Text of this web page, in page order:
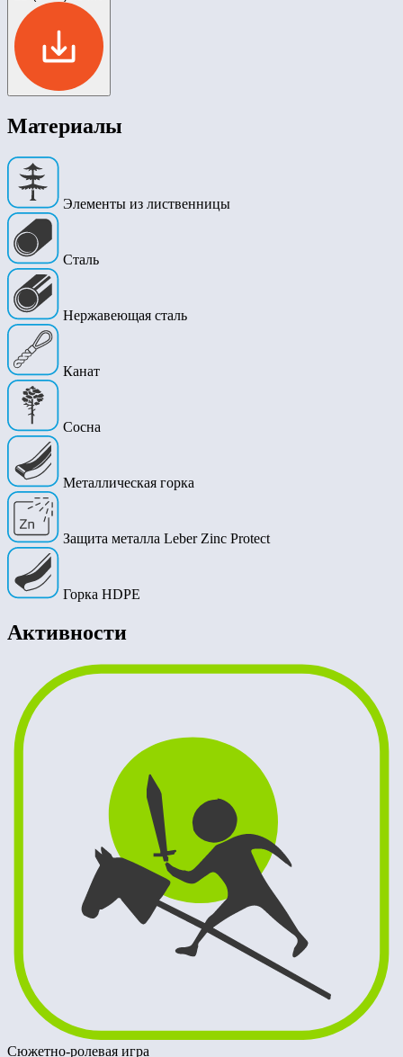
Материалы
Элементы из лиственницы
Сталь
Нержавеющая сталь
Канат
Сосна
Металлическая горка
Защита металла Leber Zinc Protect
Горка HDPE
Активности
Сюжетно-ролевая игра